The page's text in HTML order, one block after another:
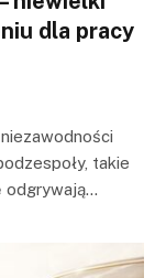
dla pracy
takie
odgrywają…